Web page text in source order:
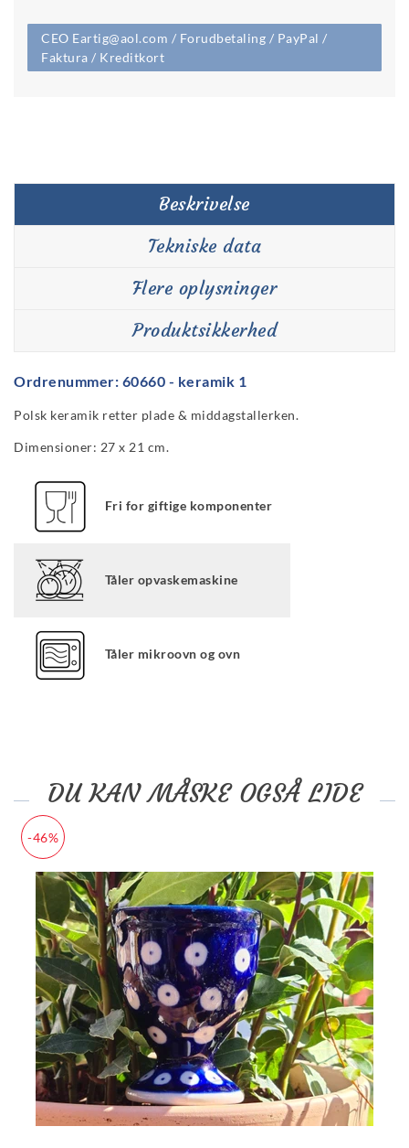
CEO Eartig@aol.com / Forudbetaling / PayPal /
Faktura / Kreditkort
Beskrivelse
Tekniske data
Flere oplysninger
Produktsikkerhed
Ordrenummer: 60660 - keramik 1
Polsk keramik retter plade & middagstallerken.
Dimensioner: 27 x 21 cm.
Fri for giftige komponenter
Tåler opvaskemaskine
Tåler mikroovn og ovn
DU KAN MÅSKE OGSÅ LIDE
-46%